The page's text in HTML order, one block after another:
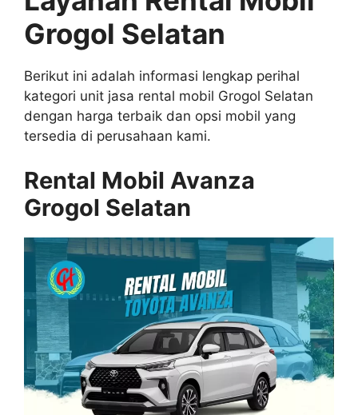
Grogol Selatan
Berikut ini adalah informasi lengkap perihal
kategori unit jasa rental mobil Grogol Selatan
dengan harga terbaik dan opsi mobil yang
tersedia di perusahaan kami.
Rental Mobil Avanza
Grogol Selatan